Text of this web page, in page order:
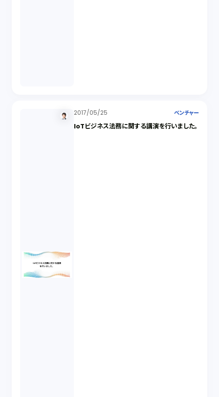
2017/05/25 ベンチャー
IoTビジネス法務に関する講演を行いました。